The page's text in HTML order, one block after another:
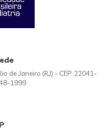
de Janeiro (RJ) - CEP: 22041-
1999